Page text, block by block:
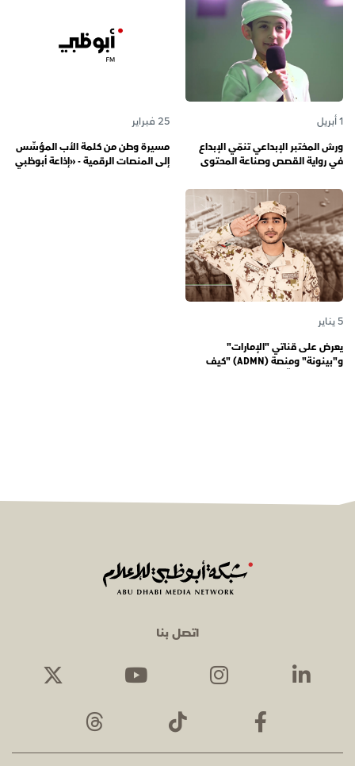
1 أبريل
ورش المختبر الإبداعي تنمّي الإبداع
في رواية القصص وصناعة المحتوى
الصغار
25 فبراير
مسيرة وطن من كلمة الأب المؤسِّس
إلى المنصات الرقمية - «إذاعة أبوظبي
5 يناير
يعرض على قناتي "الإمارات"
و"بينونة" ومنصة (ADMN) "كيف
اتصل بنا